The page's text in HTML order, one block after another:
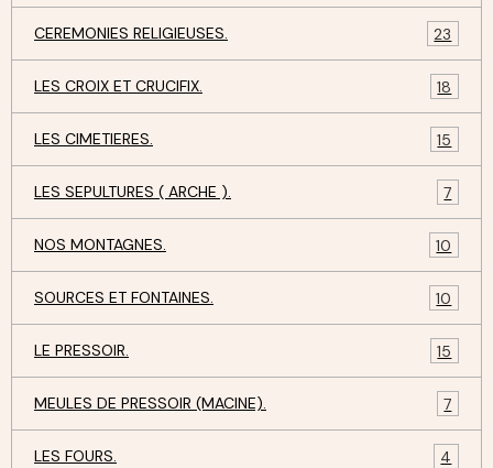
CEREMONIES RELIGIEUSES. 23
LES CROIX ET CRUCIFIX. 18
LES CIMETIERES. 15
LES SEPULTURES ( ARCHE ). 7
NOS MONTAGNES. 10
SOURCES ET FONTAINES. 10
LE PRESSOIR. 15
MEULES DE PRESSOIR (MACINE). 7
LES FOURS. 4